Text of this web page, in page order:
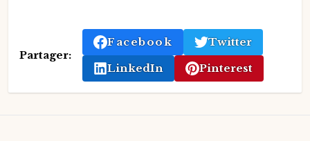
Partager:
Facebook
Twitter
LinkedIn
Pinterest